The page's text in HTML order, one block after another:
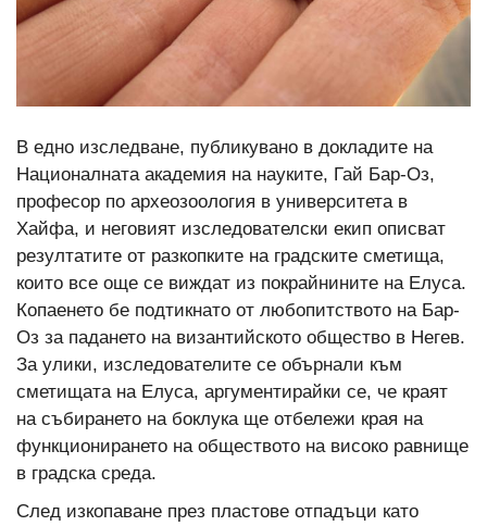
В едно изследване, публикувано в докладите на
Националната академия на науките, Гай Бар-Оз,
професор по археозоология в университета в
Хайфа, и неговият изследователски екип описват
резултатите от разкопките на градските сметища,
които все още се виждат из покрайнините на Елуса.
Копаенето бе подтикнато от любопитството на Бар-
Оз за падането на византийското общество в Негев.
За улики, изследователите се обърнали към
сметищата на Елуса, аргументирайки се, че краят
на събирането на боклука ще отбележи края на
функционирането на обществото на високо равнище
в градска среда.
След изкопаване през пластове отпадъци като